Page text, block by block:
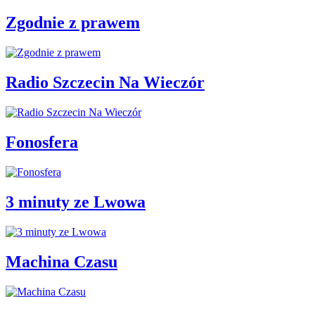
Zgodnie z prawem
Radio Szczecin Na Wieczór
Fonosfera
3 minuty ze Lwowa
Machina Czasu